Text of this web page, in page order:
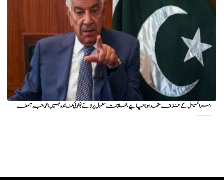
اسرائیل کے خلاف متحد ہونا چاہیے، تعلقات معمول پر لانے کا کوئی فائدہ نہیں: خواجہ آصف